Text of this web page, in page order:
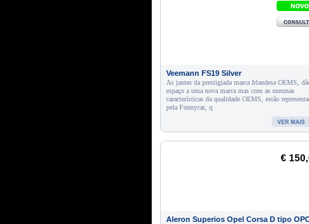
Veemann FS19 Silver
As jantes da prestigiada marca Irlandesa OEMS,
espaço a uma nova marca mas com as mesmas
características da qualidade OEMS, estão
pela Funnycar, q
€
Aleron Superios Opel Corsa D tipo